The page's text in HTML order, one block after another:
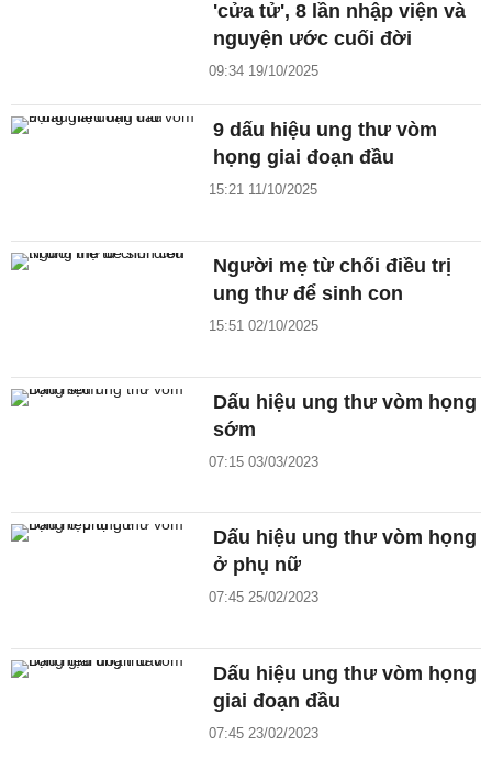
'cửa tử', 8 lần nhập viện và
nguyện ước cuối đời
09:34 19/10/2025
9 dấu hiệu ung thư vòm
họng giai đoạn đầu
15:21 11/10/2025
Người mẹ từ chối điều trị
ung thư để sinh con
15:51 02/10/2025
Dấu hiệu ung thư vòm họng
sớm
07:15 03/03/2023
Dấu hiệu ung thư vòm họng
ở phụ nữ
07:45 25/02/2023
Dấu hiệu ung thư vòm họng
giai đoạn đầu
07:45 23/02/2023